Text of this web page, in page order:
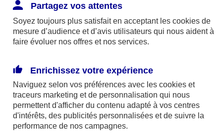
En cas d'urgence
Partagez vos attentes
Soyez toujours plus satisfait en acceptant les cookies de
mesure d’audience et d’avis utilisateurs qui nous aident à
faire évoluer nos offres et nos services.
Enrichissez votre expérience
Naviguez selon vos préférences avec les cookies et
traceurs marketing et de personnalisation qui nous
permettent d'afficher du contenu adapté à vos centres
d'intérêts, des publicités personnalisées et de suivre la
performance de nos campagnes.